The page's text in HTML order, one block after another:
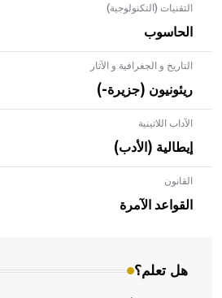
التقنيات (التكنولوجية)
الحاسوب
التاريخ و الجغرافية و الآثار
ريئونيون (جزيرة-)
الآداب اللاتينية
إيطالية (الأدب)
القانون
القواعد الآمرة
هل تعلم؟
- هل تعلم أن الأبلق نوع من الفنون
بالعمارة الإسلامية في بلاد الشام
المعمار على بناء مداميكه وخاصة في